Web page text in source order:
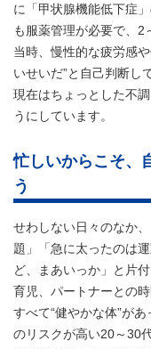
に「甲状腺機能低下症
も服薬管理が必要で、2
当時、慢性的な疲労感
いせいだ”と自己判断し
現在はちょっとした不
うにしています。
忙しいからこそ、
う
せわしない日々のなか
題」「急に太ったのは
ど、まあいっか」と片
育児、パートナーとの
すべて“健やかな体”が
のリスクが高い20～30